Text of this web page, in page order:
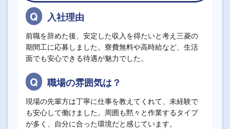
入社理由
前職を辞めた後、安定した収入を得たいと考え三菱の
期間工に応募しました。寮費無料や高時給など、生活
面でも安心できる待遇が魅力でした。
職場の雰囲気は？
現場の先輩方は丁寧に仕事を教えてくれて、未経験で
も安心して働けました。周囲も黙々と作業するタイプ
が多く、自分に合った環境だと感じています。